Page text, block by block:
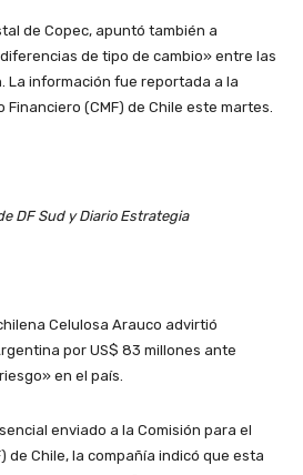
de Copec, apuntó también a
de tipo de cambio» entre las
La información fue reportada a la
Financiero (CMF) de Chile este martes.
DF Sud y Diario Estrategia
Celulosa Arauco advirtió
por US$ 83 millones ante
en el país.
enviado a la Comisión para el
de Chile, la compañía indicó que esta